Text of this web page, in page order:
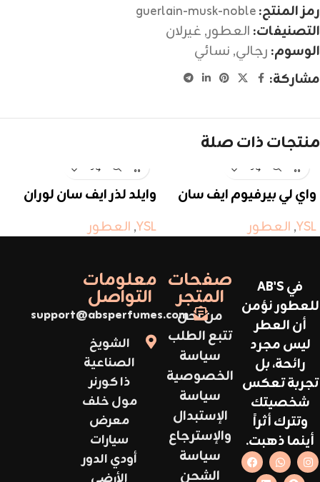
رمز المنتج:guerlain-musk-noble
التصنيفات: العطور, غيرلان
الوسوم: رجالي, نسائي
مشاركة:
منتجات ذات صلة
واي لي بيرفيوم ايف سان
YSL
, العطور
وايلد لذر ايف سان لوران
YSL
, العطور
في AB'S
للعطور نؤمن
أن العطر
ليس مجرد
رائحة، بل
تجربة تعكس
شخصيتك
وتترك أثراً
أينما ذهبت.
صفحات
المتجر
من نحن
تتبع الطلب
سياسة
الخصوصية
سياسة
الإستبدال
والإسترجاع
سياسة
الشحن
معلومات
التواصل
support@absperfumes.com
الشويخ
الصناعية
ذا كورنر
مول خلف
معرض
سيارات
أودي الدور